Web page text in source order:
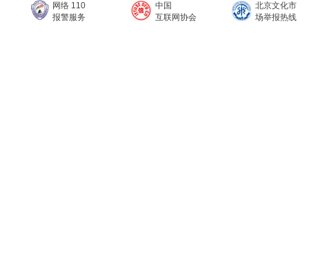
网络 110
报警服务
中国
互联网协会
北京文化市
场举报热线